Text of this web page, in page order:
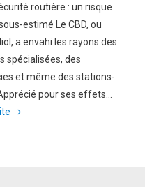
CBD
:
Profitez
de
ses
routière : un risque
estimé Le CBD, ou
a envahi les rayons des
spécialisées, des
et même des stations-
pour ses effets…
"CBD
sécurité